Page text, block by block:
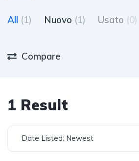
All (1) Nuovo (1) Usato (0)
Compare
1 Result
Date Listed: Newest